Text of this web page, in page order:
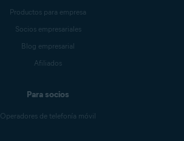
Productos para empresa
Socios empresariales
Blog empresarial
Afiliados
Para socios
Operadores de telefonía móvil